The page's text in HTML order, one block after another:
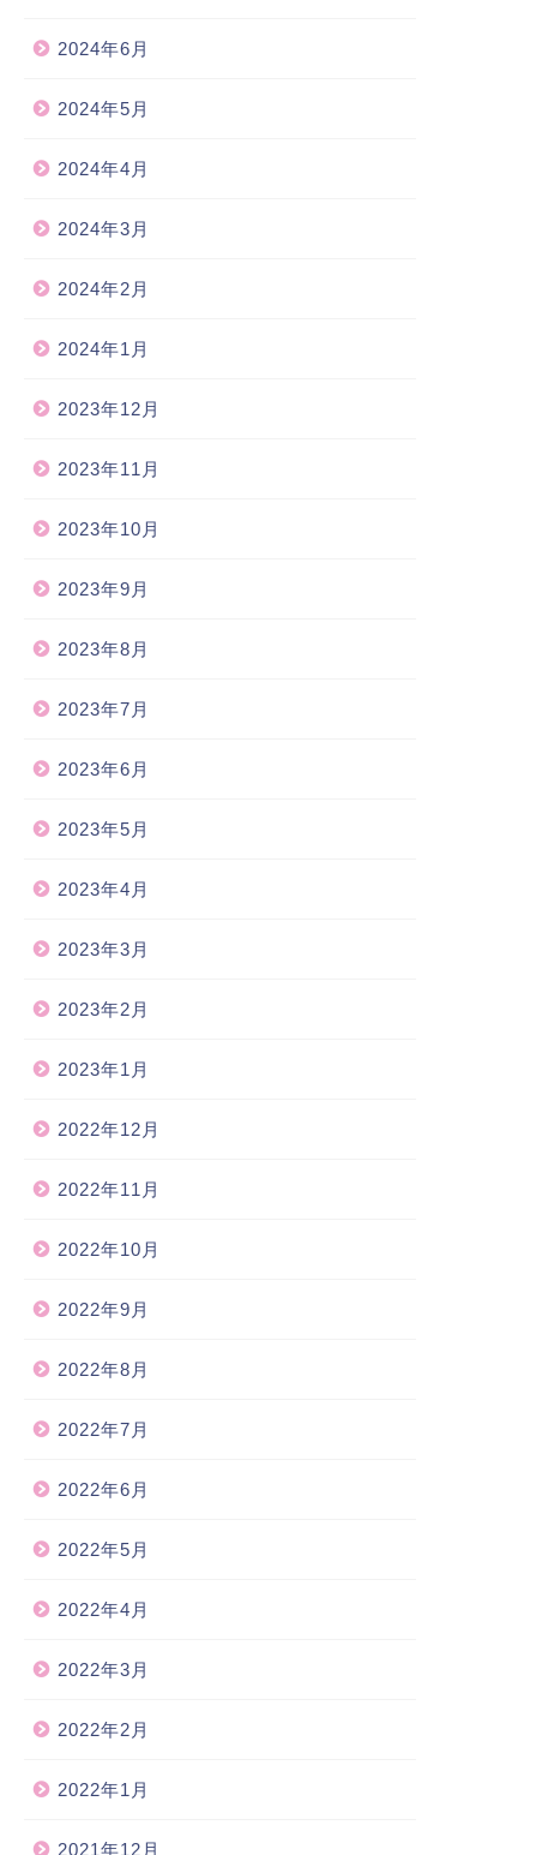
2024年6月
2024年5月
2024年4月
2024年3月
2024年2月
2024年1月
2023年12月
2023年11月
2023年10月
2023年9月
2023年8月
2023年7月
2023年6月
2023年5月
2023年4月
2023年3月
2023年2月
2023年1月
2022年12月
2022年11月
2022年10月
2022年9月
2022年8月
2022年7月
2022年6月
2022年5月
2022年4月
2022年3月
2022年2月
2022年1月
2021年12月